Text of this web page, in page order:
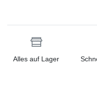
Alles auf Lager